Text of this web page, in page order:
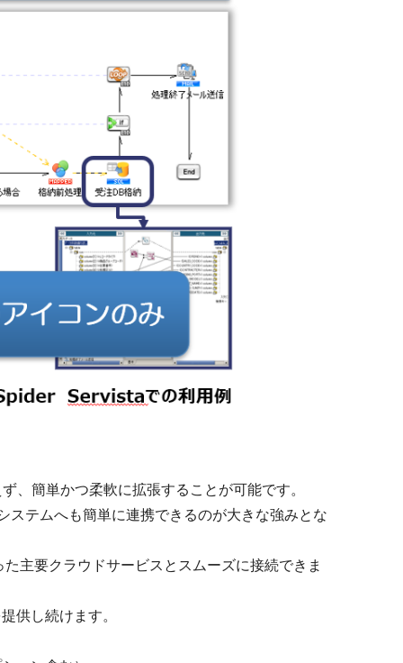
、簡単かつ柔軟に拡張することが可能です。
ステムへも簡単に連携できるのが大きな強みとな
主要クラウドサービスとスムーズに接続できま
供し続けます。